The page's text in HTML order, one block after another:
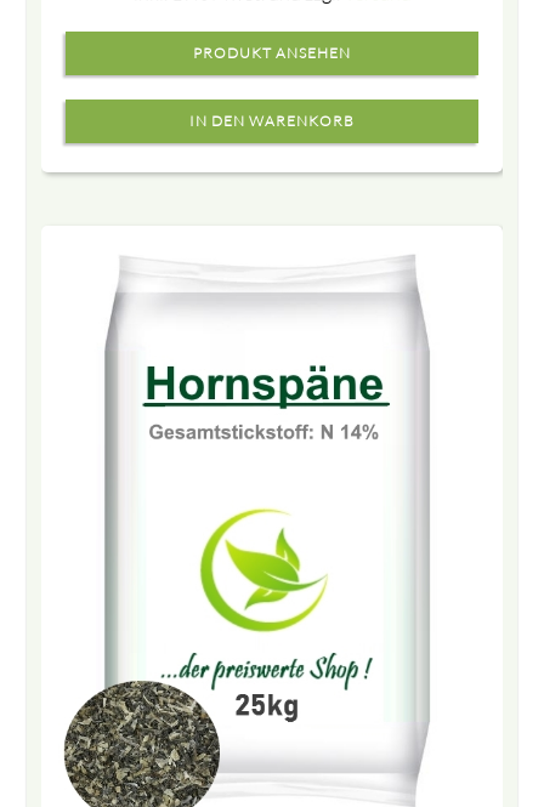
PRODUKT ANSEHEN